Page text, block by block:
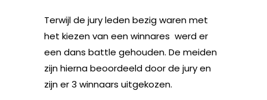
Terwijl de jury leden bezig waren met
het kiezen van een winnares werd er
een dans battle gehouden. De meiden
zijn hierna beoordeeld door de jury en
zijn er 3 winnaars uitgekozen.